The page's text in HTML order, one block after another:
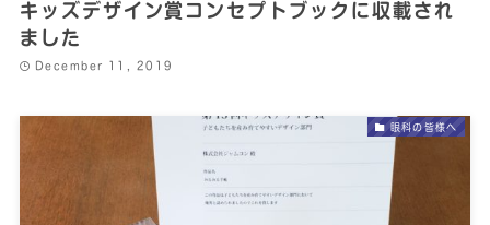
キッズデザイン賞コンセプトブックに収載され
ました
December 11, 2019
眼科の皆様へ